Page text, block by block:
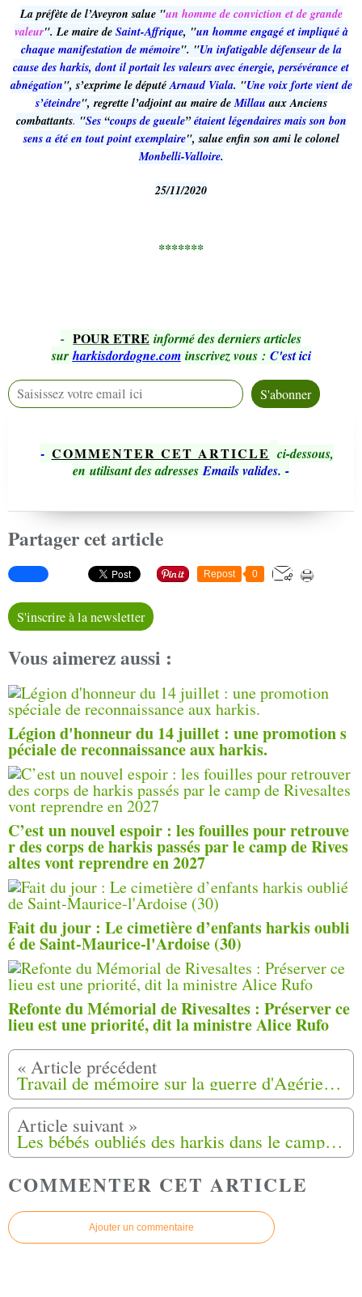
La préfète de l’Aveyron salue "un homme de conviction et de grande
valeur". Le maire de Saint-Affrique, "un homme engagé et impliqué à
chaque manifestation de mémoire". "Un infatigable défenseur de la
cause des harkis, dont il portait les valeurs avec énergie, persévérance et
abnégation", s’exprime le député Arnaud Viala. "Une voix forte vient de
s’éteindre", regrette l’adjoint au maire deMillauaux Anciens
combattants. "Ses “coups de gueule”étaient légendaires mais son bon
sens a été en tout point exemplaire", salue enfin son ami le colonel
Monbelli-Valloire.​​​​​​
25/11/2020
*******
- POUR ETRE informé des derniers articles
sur harkisdordogne.com inscrivez vous : C'est ici
- COMMENTER CET ARTICLE ci-dessous,
en utilisant des adressesEmails valides. -
Partager cet article
Repost 0
S'inscrire à la newsletter
Vous aimerez aussi :
Légion d'honneur du 14 juillet : une promotion s
péciale de reconnaissance aux harkis.
C’est un nouvel espoir : les fouilles pour retrouve
r des corps de harkis passés par le camp de Rives
altes vont reprendre en 2027
Fait du jour : Le cimetière d’enfants harkis oubli
é de Saint-Maurice-l'Ardoise (30)
Refonte du Mémorial de Rivesaltes : Préserver ce
lieu est une priorité, dit la ministre Alice Rufo
Travail de mémoire sur la guerre d'Agérie déclaration de Mr Chikhi
Les bébés oubliés des harkis dans le camp de Rivesaltes (66)
COMMENTER CET ARTICLE
Ajouter un commentaire